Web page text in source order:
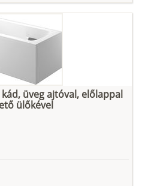
üveg ajtóval, előlappal
ülőkével